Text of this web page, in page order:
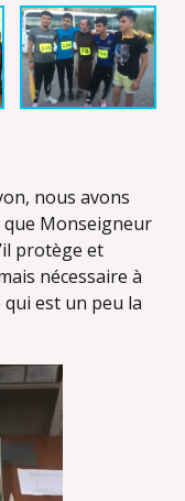
nous avons
que Monseigneur
protège et
nécessaire à
est un peu la